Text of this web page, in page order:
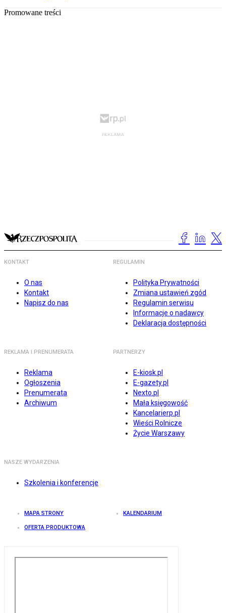
Promowane treści
KONTAKT
O nas
Kontakt
Napisz do nas
REGULAMIN
Polityka Prywatności
Zmiana ustawień zgód
Regulamin serwisu
Informacje o nadawcy
Deklaracja dostępności
REKLAMA I PRENUMERATA
Reklama
Ogłoszenia
Prenumerata
Archiwum
PARTNERZY
E-kiosk.pl
E-gazety.pl
Nexto.pl
Mała księgowość
Kancelarierp.pl
Wieści Rolnicze
Życie Warszawy
NASZE WYDARZENIA
Szkolenia i konferencje
MAPA STRONY KALENDARIUM
OFERTA PRODUKTOWA